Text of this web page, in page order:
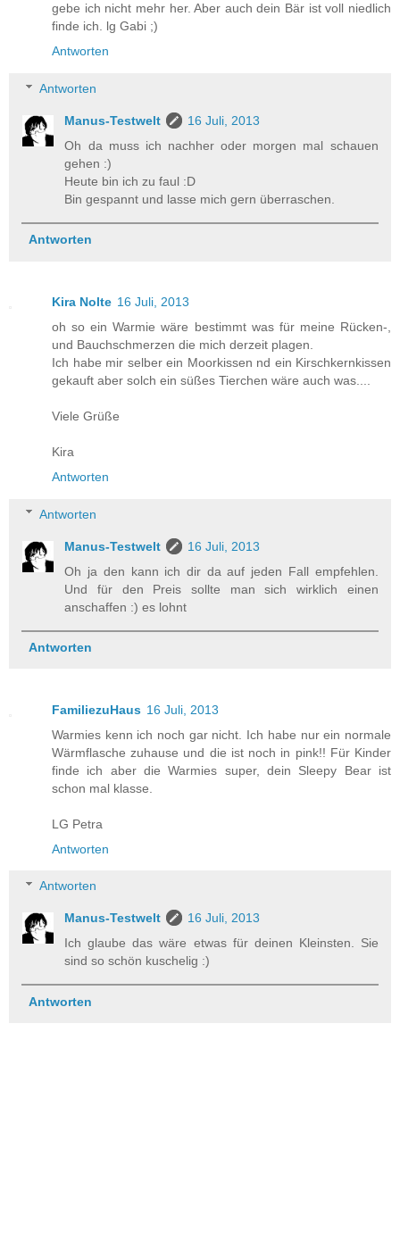
gebe ich nicht mehr her. Aber auch dein Bär ist voll niedlich
finde ich. lg Gabi ;)
Antworten
Antworten
Manus-Testwelt
16 Juli, 2013
Oh da muss ich nachher oder morgen mal schauen
gehen :)
Heute bin ich zu faul :D
Bin gespannt und lasse mich gern überraschen.
Antworten
Kira Nolte 16 Juli, 2013
oh so ein Warmie wäre bestimmt was für meine Rücken-,
und Bauchschmerzen die mich derzeit plagen.
Ich habe mir selber ein Moorkissen nd ein Kirschkernkissen
gekauft aber solch ein süßes Tierchen wäre auch was....
Viele Grüße
Kira
Antworten
Antworten
Manus-Testwelt
16 Juli, 2013
Oh ja den kann ich dir da auf jeden Fall empfehlen.
Und für den Preis sollte man sich wirklich einen
anschaffen :) es lohnt
Antworten
FamiliezuHaus 16 Juli, 2013
Warmies kenn ich noch gar nicht. Ich habe nur ein normale
Wärmflasche zuhause und die ist noch in pink!! Für Kinder
finde ich aber die Warmies super, dein Sleepy Bear ist
schon mal klasse.
LG Petra
Antworten
Antworten
Manus-Testwelt
16 Juli, 2013
Ich glaube das wäre etwas für deinen Kleinsten. Sie
sind so schön kuschelig :)
Antworten